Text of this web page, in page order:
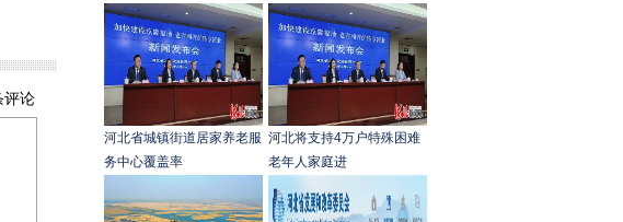
河北省城镇街道居家养老服
务中心覆盖率
河北将支持4万户特殊困难
老年人家庭进